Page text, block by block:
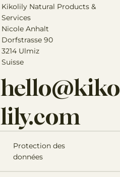
Protection des
données
Kikolily Natural Products &
Services
Nicole Anhalt
Dorfstrasse 90
3214 Ulmiz
Suisse
hello@kiko
lily.com